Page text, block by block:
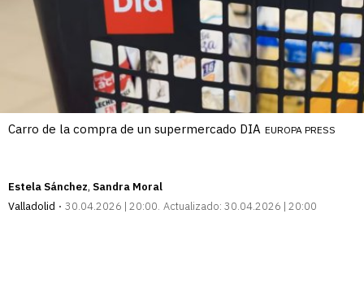
Carro de la compra de un supermercado DIA EUROPA PRESS
Estela Sánchez Sandra Moral
Valladolid
30.04.2026 | 20:00 Actualizado: 30.04.2026 | 20:00